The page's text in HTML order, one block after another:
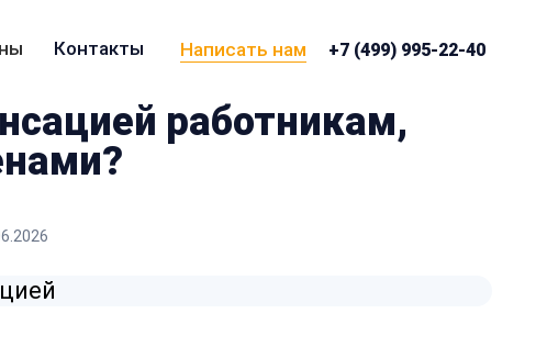
Контакты Написать нам +7 (499) 995-22-40
работникам,